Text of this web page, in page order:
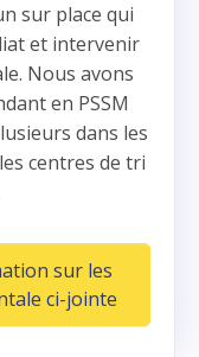
sur place qui
et intervenir
Nous avons
en PSSM
dans les
centres de tri
sur les
ci-jointe